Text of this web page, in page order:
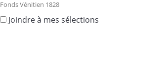
Fonds Vénitien 1828
Joindre à mes sélections